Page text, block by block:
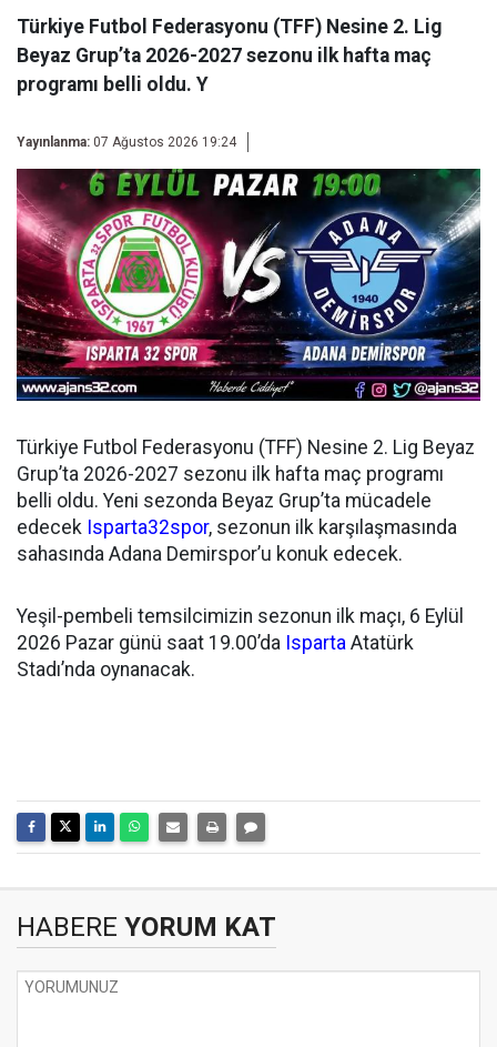
Türkiye Futbol Federasyonu (TFF) Nesine 2. Lig
Beyaz Grup’ta 2026-2027 sezonu ilk hafta maç
programı belli oldu. Y
Yayınlanma: 07 Ağustos 2026 19:24
Türkiye Futbol Federasyonu (TFF) Nesine 2. Lig Beyaz
Grup’ta 2026-2027 sezonu ilk hafta maç programı
belli oldu. Yeni sezonda Beyaz Grup’ta mücadele
edecek Isparta32spor, sezonun ilk karşılaşmasında
sahasında Adana Demirspor’u konuk edecek.
Yeşil-pembeli temsilcimizin sezonun ilk maçı, 6 Eylül
2026 Pazar günü saat 19.00’da Isparta Atatürk
Stadı’nda oynanacak.
HABERE YORUM KAT